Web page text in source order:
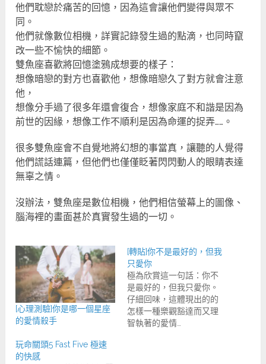
他們耽戀於痛苦的回憶，因為這會讓他們變得與眾不
同。
他們就像數位相機，詳實記錄發生過的點滴，也同時竄
改一些不愉快的細節。
雙魚座喜歡將回憶塗鴉成想要的樣子：
想像暗戀的對方也喜歡他，想像暗戀久了對方就會注意
他，
想像分手過了很多年還會復合，想像家庭不和諧是因為
前世的因緣，想像工作不順利是因為命運的捉弄……。
很多雙魚座會不自覺地將幻想的事當真，讓聽的人覺得
他們謊話連篇，但他們也僅僅眨著閃閃動人的眼睛表達
無辜之情。
沒辦法，雙魚座是數位相機，他們相信螢幕上的圖像、
腦海裡的畫面甚於真實發生過的一切。
[心理測驗]你是哪一個星座
的愛情殺手
[轉貼]你不是最好的，但我
只愛你
極為欣賞這一句話：你不
是最好的，但我只愛你。
仔細回味，這體現出的的
怎樣一種樂觀豁達而又理
智執著的愛情…
玩命關頭5 Fast Five 極速
的快感